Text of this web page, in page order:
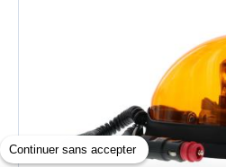
Continuer sans accepter